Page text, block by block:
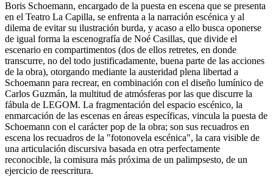
Boris Schoemann, encargado de la puesta en escena que se presenta
en el Teatro La Capilla, se enfrenta a la narración escénica y al
dilema de evitar su ilustración burda, y acaso a ello busca oponerse
de igual forma la escenografía de Noé Casillas, que divide el
escenario en compartimentos (dos de ellos retretes, en donde
transcurre, no del todo justificadamente, buena parte de las acciones
de la obra), otorgando mediante la austeridad plena libertad a
Schoemann para recrear, en combinación con el diseño lumínico de
Carlos Guzmán, la multitud de atmósferas por las que discurre la
fábula de LEGOM. La fragmentación del espacio escénico, la
enmarcación de las escenas en áreas específicas, vincula la puesta de
Schoemann con el carácter pop de la obra; son sus recuadros en
escena los recuadros de la "fotonovela escénica", la cara visible de
una articulación discursiva basada en otra perfectamente
reconocible, la comisura más próxima de un palimpsesto, de un
ejercicio de reescritura.